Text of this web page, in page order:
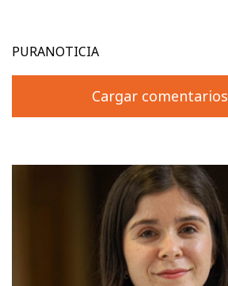
PURANOTICIA
Cargar comentarios